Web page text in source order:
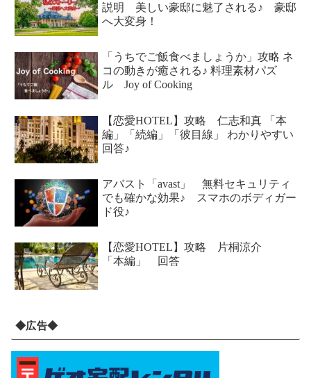
説明 美しい豪邸に魅了される♪ 豪邸
へ大変身！
「うちでご飯食べましょうか」攻略 ネ
コの動きが癒される♪ 料理素材パズ
ル Joy of Cooking
【恋愛HOTEL】攻略 仁志和真 「本
編」「続編」「彼目線」 わかりやすい
回答♪
アバスト「avast」 無料セキュリティ
でも確かな効果♪ スマホのボディガー
ド役♪
【恋愛HOTEL】攻略 片桐涼介
「本編」 回答
◆広告◆